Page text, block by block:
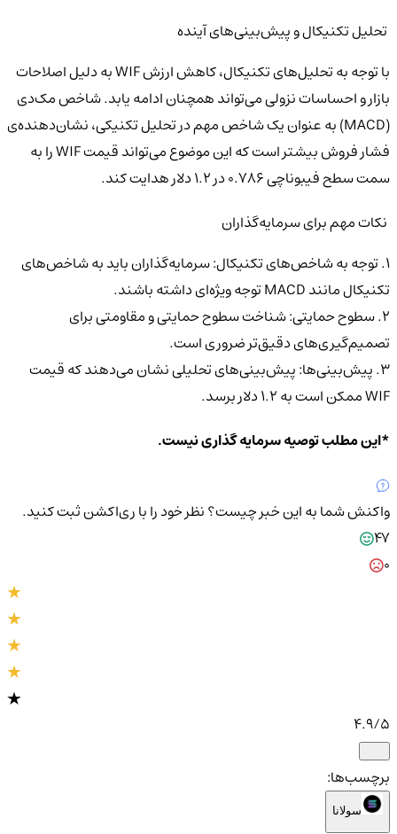
تحلیل تکنیکال و پیش‌بینی‌های آینده
با توجه به تحلیل‌های تکنیکال، کاهش ارزش WIF به دلیل اصلاحات
بازار و احساسات نزولی می‌تواند همچنان ادامه یابد. شاخص مک‌دی
(MACD) به عنوان یک شاخص مهم در تحلیل تکنیکی، نشان‌دهنده‌ی
فشار فروش بیشتر است که این موضوع می‌تواند قیمت WIF را به
سمت سطح فیبوناچی ۰.۷۸۶ در ۱.۲ دلار هدایت کند.
نکات مهم برای سرمایه‌گذاران
۱. توجه به شاخص‌های تکنیکال: سرمایه‌گذاران باید به شاخص‌های
تکنیکال مانند MACD توجه ویژه‌ای داشته باشند.
۲. سطوح حمایتی: شناخت سطوح حمایتی و مقاومتی برای
تصمیم‌گیری‌های دقیق‌تر ضروری است.
۳. پیش‌بینی‌ها: پیش‌بینی‌های تحلیلی نشان می‌دهند که قیمت
WIF ممکن است به ۱.۲ دلار برسد.
*این مطلب توصیه سرمایه گذاری نیست.
واکنش شما به این خبر چیست؟نظر خود را با ری‌اکشن ثبت کنید.
47
4.9/5
برچسب‌ها:
سولانا